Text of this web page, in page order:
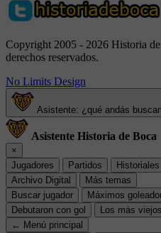
Copyright 2005 - 2026 Historia
derechos reservados.
No Limits Design
Asistente: ¿qué andás
Asistente Historia de Boca
×
Jugadores
Partidos Historiales
Archivo Digital
Más temas
Buscar jugador
Máximos
Debutaron con gol
Los más
← Menú principal